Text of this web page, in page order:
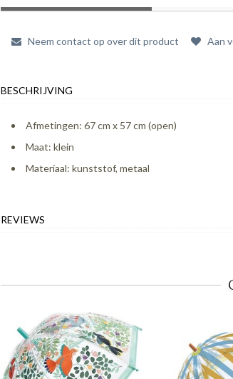
Neem contact op over dit product Aan
BESCHRIJVING
Afmetingen: 67 cm x 57 cm (open)
Maat: klein
Materiaal: kunststof, metaal
REVIEWS